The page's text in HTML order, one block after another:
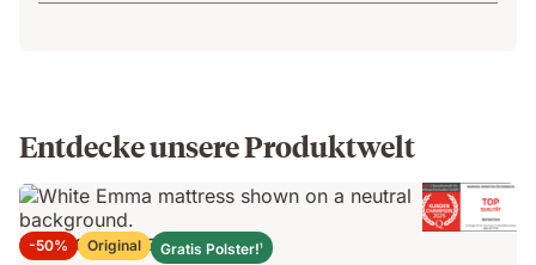
Entdecke unsere Produktwelt
-50% Original Gratis Polster!1
Emma Original Elite Matratze